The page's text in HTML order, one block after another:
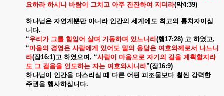
요하라 하시니 바람이 그치고 아주 잔잔하여 지더라(막4:39)
하나님은 자연계뿐만 아니라 인간의 세계에도 최고의 통치자이십
니다.
“우리가 그를 힘입어 살며 기동하며 있느니라(행17:28) 고 하였고,
“마음의 경영은 사람에게 있어도 말의 응답은 여호와께로서 나느니
라(잠16:1)고 하였으며 , “사람이 마음으로 자기의 길을 계획할지라
도 그 걸음을 인도하는 자는 여호와시니라”(잠16:9)
하나님이
인간을 다스리실 때 다른 어떤 피조물보다 훨씬 강력한
주권을 행사하십니다.